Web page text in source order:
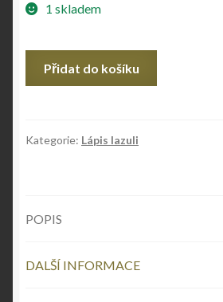
1 skladem
Lápis
Přidat do košíku
Kategorie: Lápis lazuli
POPIS
DALŠÍ INFORMACE